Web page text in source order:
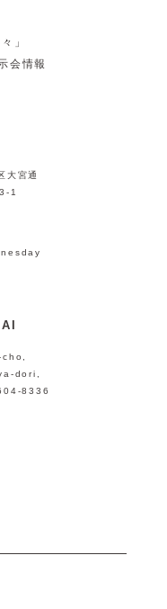
」
会情報
大宮通
1
dori,
8336